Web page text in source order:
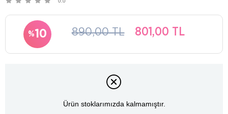
10 890,00 TL 801,00 TL
Ürün stoklarımızda kalmamıştır.